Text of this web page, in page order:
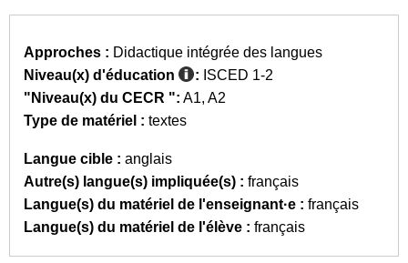
Approches : Didactique intégrée des langues
Niveau(x) d'éducation
: ISCED 1-2
"Niveau(x) du CECR ": A1 A2
Type de matériel : textes
Langue cible : anglais
Autre(s) langue(s) impliquée(s) : français
Langue(s) du matériel de l'enseignant·e : français
Langue(s) du matériel de l'élève : français